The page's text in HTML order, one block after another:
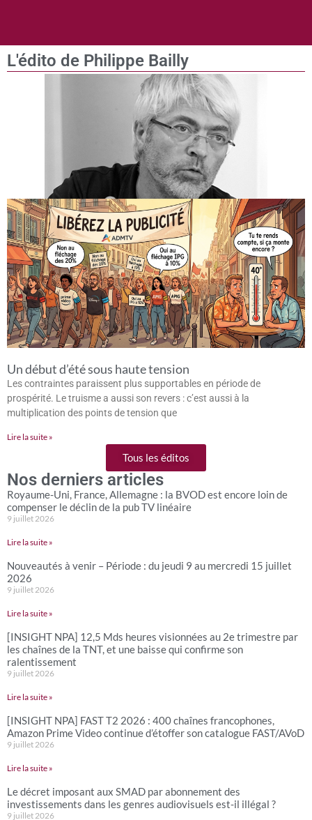
L'édito de Philippe Bailly
Un début d’été sous haute tension
Les contraintes paraissent plus supportables en période de
prospérité. Le truisme a aussi son revers : c’est aussi à la
multiplication des points de tension que
Lire la suite »
Tous les éditos
Nos derniers articles
Royaume-Uni, France, Allemagne : la BVOD est encore loin de
compenser le déclin de la pub TV linéaire
9 juillet 2026
Lire la suite »
Nouveautés à venir – Période : du jeudi 9 au mercredi 15 juillet
2026
9 juillet 2026
Lire la suite »
[INSIGHT NPA] 12,5 Mds heures visionnées au 2e trimestre par
les chaînes de la TNT, et une baisse qui confirme son
ralentissement
9 juillet 2026
Lire la suite »
[INSIGHT NPA] FAST T2 2026 : 400 chaînes francophones,
Amazon Prime Video continue d’étoffer son catalogue FAST/AVoD
9 juillet 2026
Lire la suite »
Le décret imposant aux SMAD par abonnement des
investissements dans les genres audiovisuels est-il illégal ?
9 juillet 2026